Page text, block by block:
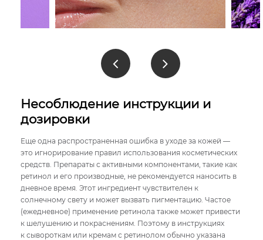
Несоблюдение инструкции и
дозировки
Еще одна распространенная ошибка в уходе за кожей —
это игнорирование правил использования косметических
средств. Препараты с активными компонентами, такие как
ретинол и его производные, не рекомендуется наносить в
дневное время. Этот ингредиент чувствителен к
солнечному свету и может вызвать пигментацию. Частое
(ежедневное) применение ретинола также может привести
к шелушению и покраснениям. Поэтому в инструкциях
к сывороткам или кремам с ретинолом обычно указана